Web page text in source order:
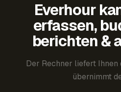
Everhour
erfassen,
berichten &
Der Rechner liefert
übernimmt